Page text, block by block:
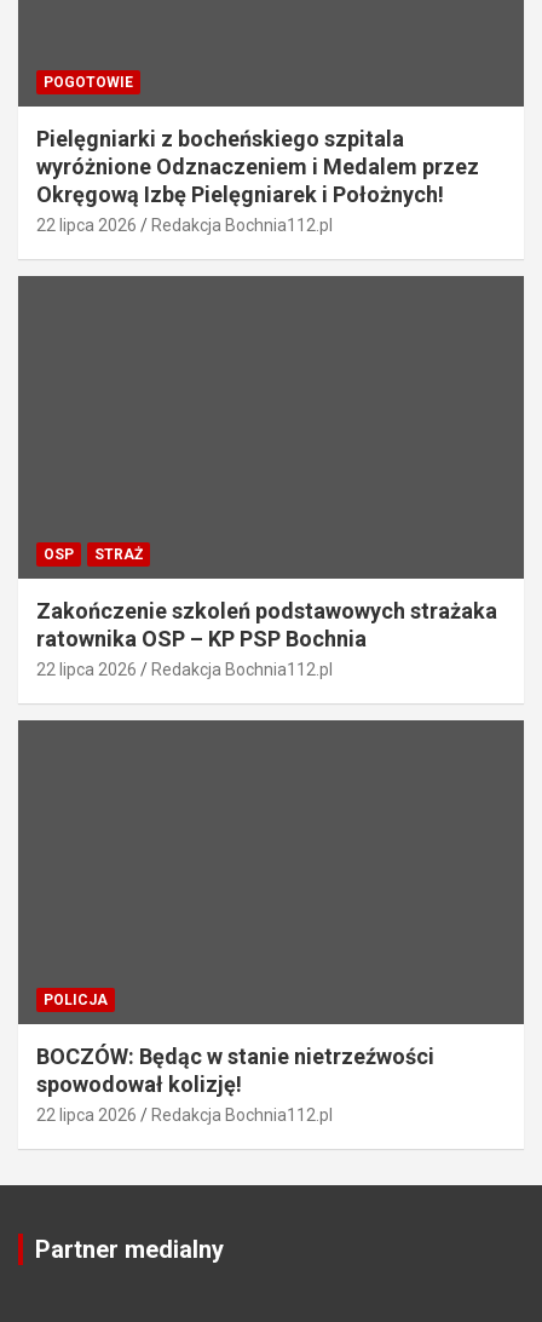
POGOTOWIE
Pielęgniarki z bocheńskiego szpitala
wyróżnione Odznaczeniem i Medalem przez
Okręgową Izbę Pielęgniarek i Położnych!
22 lipca 2026 Redakcja Bochnia112.pl
OSP STRAŻ
Zakończenie szkoleń podstawowych strażaka
ratownika OSP – KP PSP Bochnia
22 lipca 2026 Redakcja Bochnia112.pl
POLICJA
BOCZÓW: Będąc w stanie nietrzeźwości
spowodował kolizję!
22 lipca 2026 Redakcja Bochnia112.pl
Partner medialny